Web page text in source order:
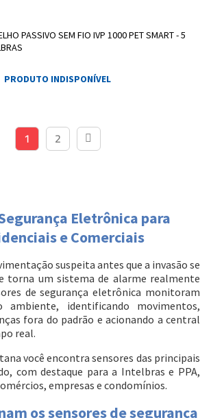
Entendi
crédito
Entendi
via Pix
Entendi
Loja
Entendi
PASSIVO SEM FIO IVP 1000 PET SMART - 5
PRODUTO INDISPONÍVEL
1 2
Eletrônica para
e Comerciais
suspeita antes que a invasão se
torna um sistema de alarme realmente
de segurança eletrônica monitoram
ambiente, identificando movimentos,
fora do padrão e acionando a central
real.
você encontra sensores das principais
com destaque para a Intelbras e PPA,
empresas e condomínios.
os sensores de segurança